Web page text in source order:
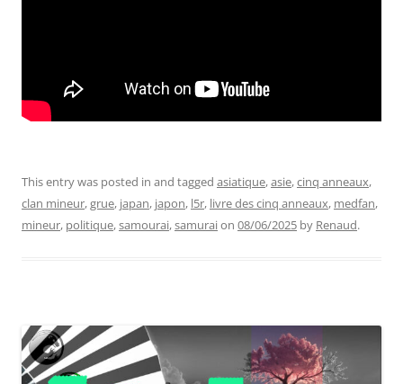
This entry was posted in and tagged asiatique,asie,cinq anneaux,
clan mineur,grue, japan, japon, l5r, livre des cinq anneaux, medfan,
mineur, politique,samourai,samuraion 08/06/2025 by Renaud.